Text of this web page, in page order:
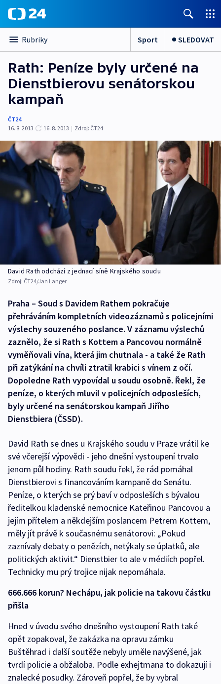
Rubriky Sport SLEDOVAT
Rath: Peníze byly určené na
Dienstbierovu senátorskou
kampaň
ČT24
16. 8. 2013
16. 8. 2013 | Zdroj: ČT24
David Rath odchází z jednací síně Krajského soudu
Zdroj: ČT24/Jan Langer
Praha – Soud s Davidem Rathem pokračuje
přehráváním kompletních videozáznamů s policejními
výslechy souzeného poslance. V záznamu výslechů
zaznělo, že si Rath s Kottem a Pancovou normálně
vyměňovali vína, která jim chutnala - a také že Rath
při zatýkání na chvíli ztratil krabici s vínem z očí.
Dopoledne Rath vypovídal u soudu osobně. Řekl, že
peníze, o kterých mluvil v policejních odposleších,
byly určené na senátorskou kampaň Jiřího
Dienstbiera (ČSSD).
David Rath se dnes u Krajského soudu v Praze vrátil ke
své včerejší výpovědi - jeho dnešní vystoupení trvalo
jenom půl hodiny. Rath soudu řekl, že rád pomáhal
Dienstbierovi s financováním kampaně do Senátu.
Peníze, o kterých se prý baví v odposleších s bývalou
ředitelkou kladenské nemocnice Kateřinou Pancovou a
jejím přítelem a někdejším poslancem Petrem Kottem,
měly jít právě k současnému senátorovi: „Pokud
zaznívaly debaty o penězích, netýkaly se úplatků, ale
politických aktivit.“ Dienstbier to ale v médiích popřel.
Technicky mu prý trojice nijak nepomáhala.
666.666 korun? Nechápu, jak policie na takovu částku
přišla
Hned v úvodu svého dnešního vystoupení Rath také
opět zopakoval, že zakázka na opravu zámku
Buštěhrad i další soutěže nebyly uměle navýšené, jak
tvrdí policie a obžaloba. Podle exhejtmana to dokazují i
znalecké posudky. Zároveň popřel, že by vybral